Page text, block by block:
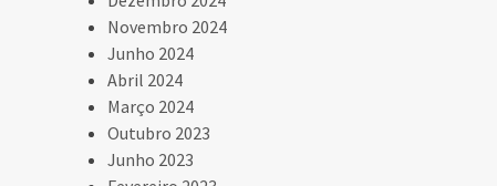
Novembro 2024
Junho 2024
Abril 2024
Março 2024
Outubro 2023
Junho 2023